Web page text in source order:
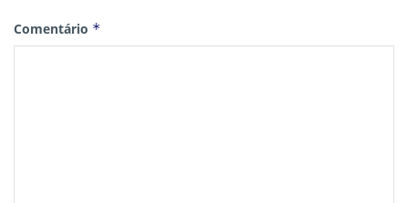
Comentário *